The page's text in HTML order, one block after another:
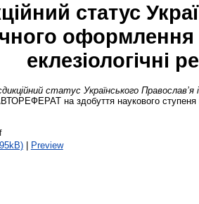
статус
оформлення
еклезіологічні
статус Українського Православ’я
на здобуття наукового ступеня
| Preview